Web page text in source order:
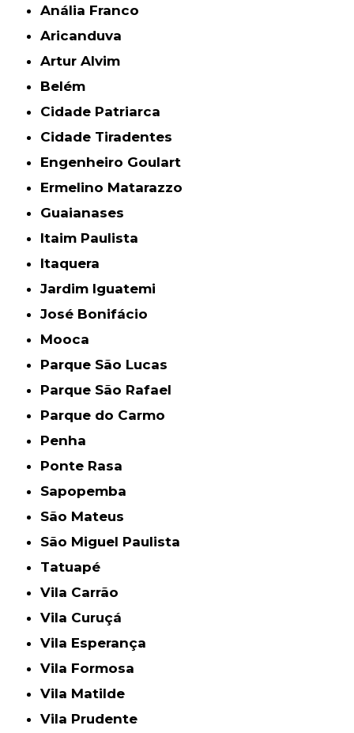
Anália Franco
Aricanduva
Artur Alvim
Belém
Cidade Patriarca
Cidade Tiradentes
Engenheiro Goulart
Ermelino Matarazzo
Guaianases
Itaim Paulista
Itaquera
Jardim Iguatemi
José Bonifácio
Mooca
Parque São Lucas
Parque São Rafael
Parque do Carmo
Penha
Ponte Rasa
Sapopemba
São Mateus
São Miguel Paulista
Tatuapé
Vila Carrão
Vila Curuçá
Vila Esperança
Vila Formosa
Vila Matilde
Vila Prudente